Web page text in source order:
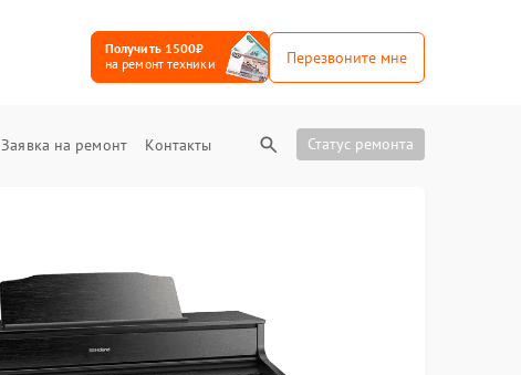
Получить 1500₽
на ремонт техники
Перезвоните мне
Заявка на ремонт Контакты Статус ремонта